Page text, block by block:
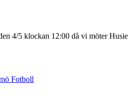
4/5 klockan 12:00 då vi möter Husie
Fotboll